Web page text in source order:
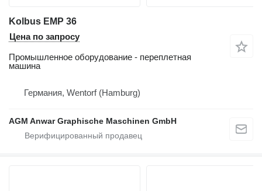
Kolbus EMP 36
Цена по запросу
Промышленное оборудование - переплетная
машина
Германия, Wentorf (Hamburg)
AGM Anwar Graphische Maschinen GmbH